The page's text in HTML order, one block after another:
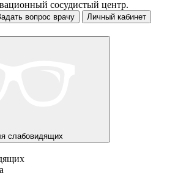
сосудистый центр.
вопрос врачу
Личный кабинет
слабовидящих